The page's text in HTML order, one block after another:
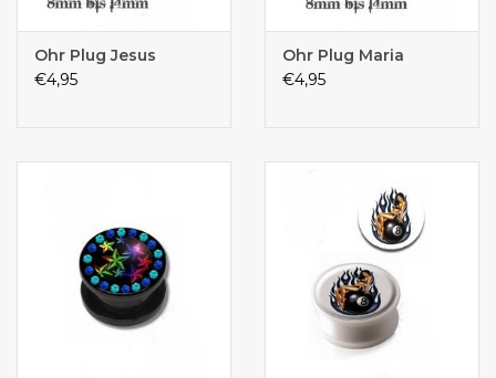
Ohr Plug Jesus
€4,95
Ohr Plug Maria
€4,95